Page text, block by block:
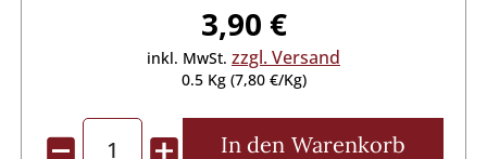
3,90 €
inkl. MwSt. zzgl. Versand
0.5 Kg (7,80 €/Kg)
In den Warenkorb